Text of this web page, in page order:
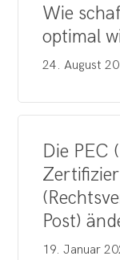
Wie
optimal
24. August
Die PEC
Post)
19. Januar